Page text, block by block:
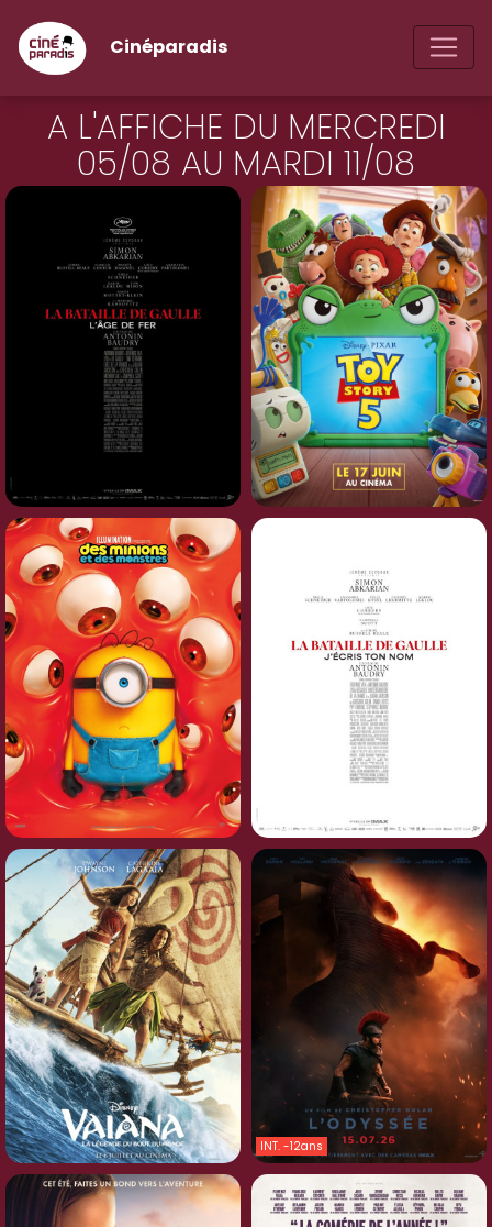
Cinéparadis
A L'AFFICHE DU MERCREDI
05/08 AU MARDI 11/08
INT. -12ans